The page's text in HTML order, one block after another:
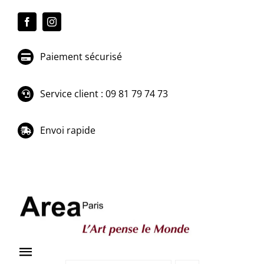
Paiement sécurisé
Service client : 09 81 79 74 73
Envoi rapide